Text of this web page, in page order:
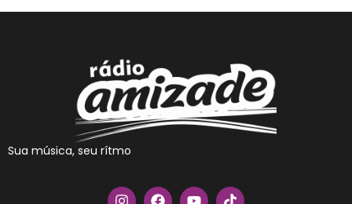
Sua música, seu rítmo